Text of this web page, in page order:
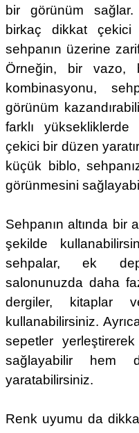
bir görünüm sağlar.
birkaç dikkat çekici
sehpanın üzerine
Örneğin, bir vazo,
kombinasyonu,
görünüm
farklı
çekici bir düzen
küçük biblo,
görünmesini
Sehpanın altında bir
şekilde
sehpalar, ek
salonunuzda daha
dergiler, kitaplar
kullanabilirsiniz.
sepetler
sağlayabilir hem
yaratabilirsiniz.
Renk uyumu da